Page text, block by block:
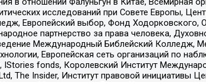
исследований при Совете Европы,
Европейский выбор, Фонд
партнерство за права человека,
Международный Библейский Колледж,
Европейская сеть организаций по
fonds, Королевский Институт
The Insider, Институт правовой инициативы